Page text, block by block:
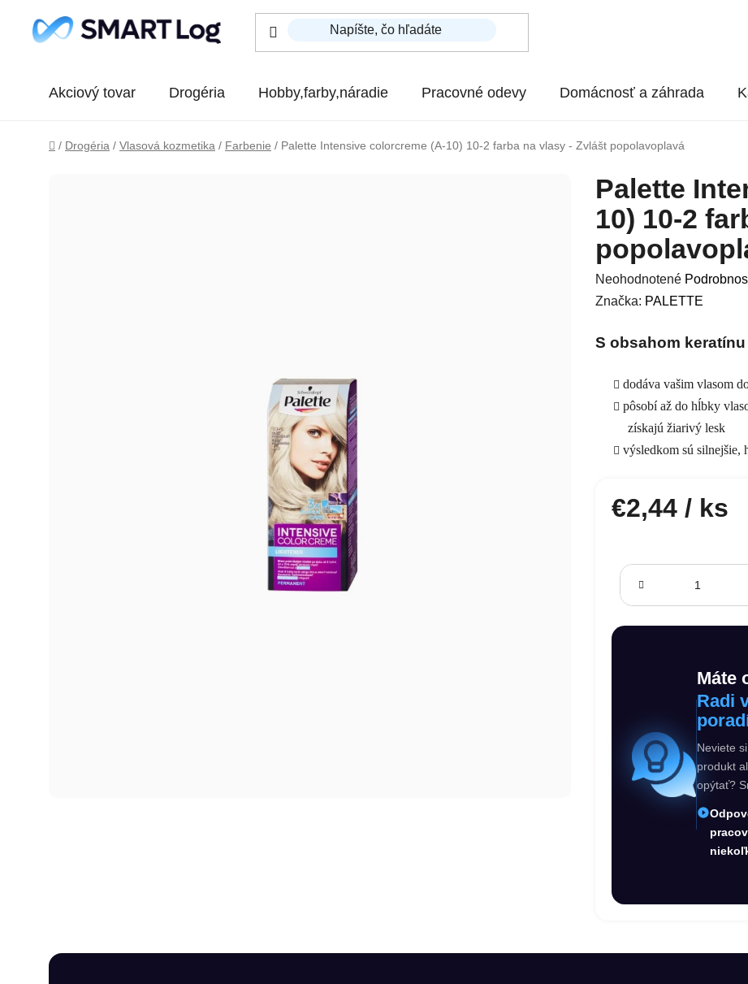
Akciový tovar Drogéria Hobby,farby,náradie Pracovné odevy Domácnosť a záhrada
Domov
/ Drogéria / Vlasová kozmetika / Farbenie / Palette Intensive colorcreme (A-10) 10-2 farba na vlasy - Zvlášt popolavoplavá
Palette
10) 10-2
Priemerné hodnotenie
Neohodnotené
Značka: PALETTE
S obsahom
dodáva vašim vlasom
pôsobí až do hĺbky
získajú žiarivý lesk
výsledkom sú silnejšie,
€2,44/ ks
Máte
Radi
Neviete
produkt
opýtať?